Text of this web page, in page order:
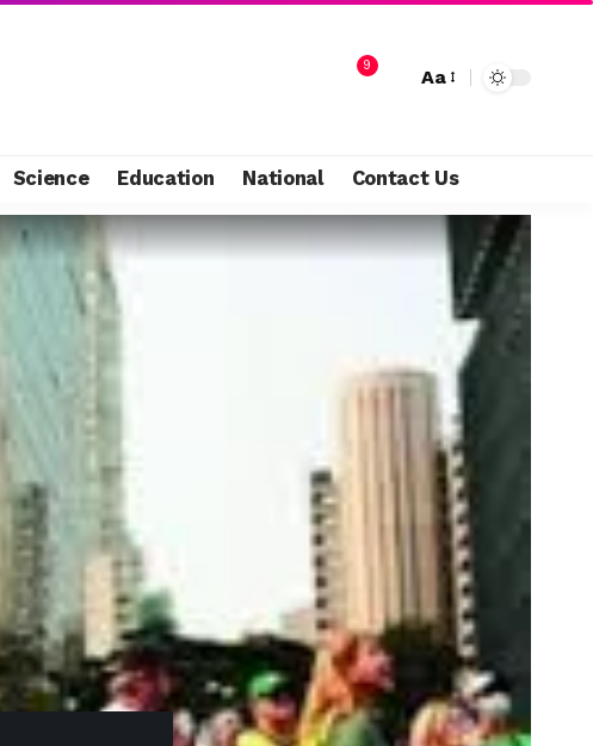
9
Aa
Science Education National Contact Us